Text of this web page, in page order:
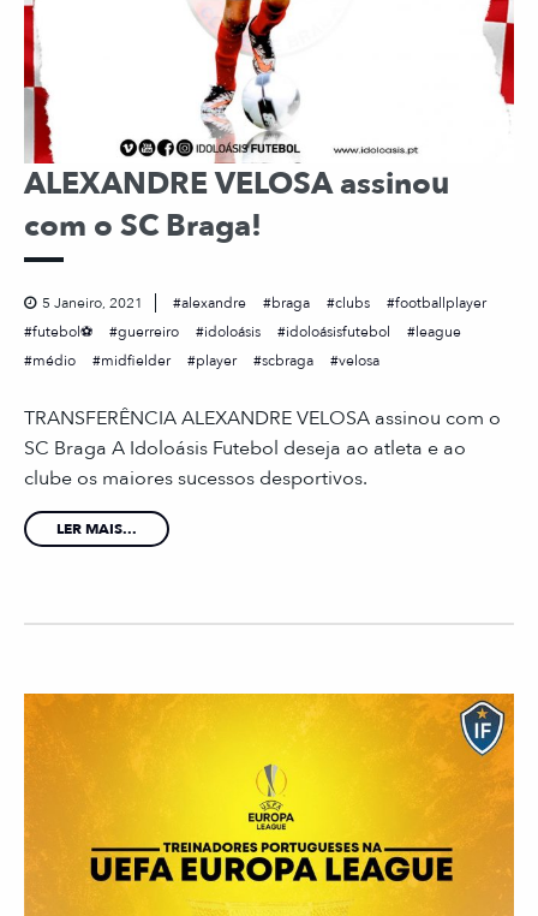
ALEXANDRE VELOSA assinou
com o SC Braga!
5 Janeiro, 2021 alexandre braga clubs
footballplayer
futebol⚽
guerreiro idoloásis idoloásisfutebol
league
médio
midfielder player scbraga velosa
TRANSFERÊNCIA ALEXANDRE VELOSA assinou com o
SC Braga A Idoloásis Futebol deseja ao atleta e ao
clube os maiores sucessos desportivos.
LER MAIS...